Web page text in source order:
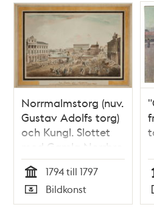
Norrmalmstorg (nuv.
Gustav Adolfs torg)
och Kungl. Slottet
med Gamla Norrbro
(riven 1797)
Tid
1794 till 1797
Typ
Bildkonst